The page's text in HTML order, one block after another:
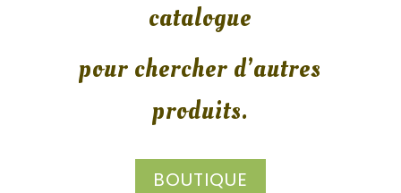
catalogue
pour chercher d’autres
produits.
BOUTIQUE